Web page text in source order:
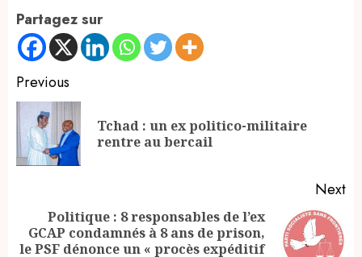
Partagez sur
Continue
Reading
Previous
Tchad : un ex politico-militaire
rentre au bercail
Next
Next
Politique : 8 responsables de l’ex
GCAP condamnés à 8 ans de prison,
le PSF dénonce un « procès expéditif